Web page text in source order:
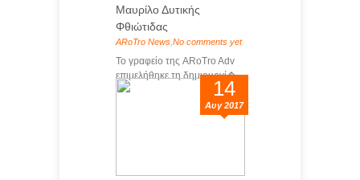
Mαυρίλο Δυτικής
Φθιώτιδας
ARoTro News No comments yet
Το γραφείο της ARoTro Adv
επιμελήθηκε τη δημιουργί�...
14
Αυγ 2017